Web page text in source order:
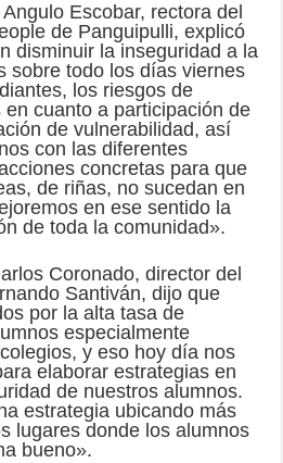
Escobar, rectora del
de Panguipulli, explicó
disminuir la inseguridad a la
sobre todo los días viernes
los riesgos de
cuanto a participación de
de vulnerabilidad, así
con las diferentes
concretas para que
de riñas, no sucedan en
en ese sentido la
de toda la comunidad».
Coronado, director del
Santiván, dijo que
por la alta tasa de
especialmente
y eso hoy día nos
elaborar estrategias en
de nuestros alumnos.
estrategia ubicando más
lugares donde los alumnos
bueno».